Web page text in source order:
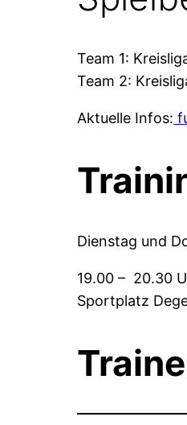
Team 1:
Team 2:
Aktuelle Infos:
Dienstag und
19.00 – 20.30
Sportplatz